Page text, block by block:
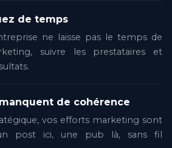
de temps
ne laisse pas le temps de
suivre les prestataires et
de cohérence
vos efforts marketing sont
post ici, une pub là, sans fil